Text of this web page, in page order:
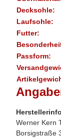
Decksohle:
Laufsohle:
Futter:
Passform:
Werner Kern
Borsigstraße